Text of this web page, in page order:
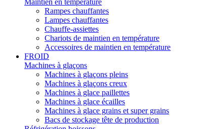
Maintien en température
Rampes chauffantes
Lampes chauffantes
Chauffe-assiettes
Chariots de maintien en température
Accessoires de maintien en température
FROID
Machines à glaçons
Machines à glaçons pleins
Machines à glaçons creux
Machines à glace paillettes
Machines à glace écailles
Machines à glace grains et super grains
Bacs de stockage tête de production